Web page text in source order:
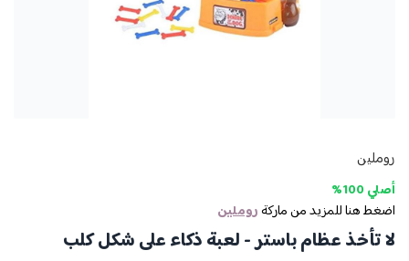
روملين
أصلي 100%
اضغط هنا للمزيد من ماركةروملين
لا تأخذ عظام باستر - لعبة ذكاء على شكل كلب